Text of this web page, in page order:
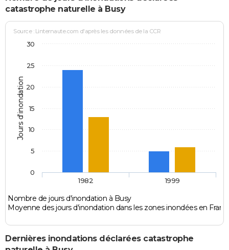
catastrophe naturelle à Busy
Jours d'inondation
Source : Linternaute.com d'après les données de la CCR
Nombre de jours d'inondation à Busy
Moyenne des jours d'inondation dans les zones inondées en
1982 1999
0
5
10
15
20
25
30
Dernières inondations déclarées catastrophe